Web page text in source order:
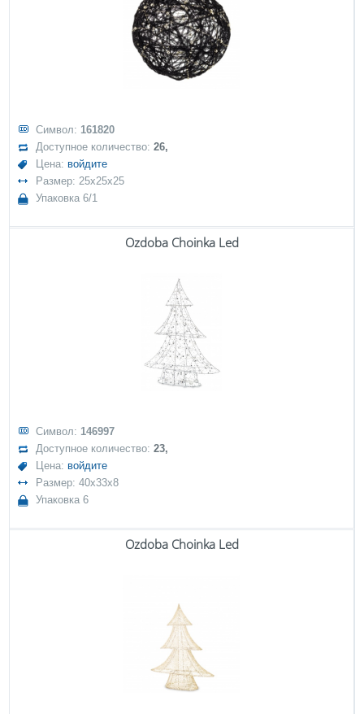
Символ: 161820
Доступное количество:26,
Цена: войдите
Размер: 25x25x25
Упаковка 6/1
Ozdoba Choinka Led
Символ: 146997
Доступное количество:23,
Цена: войдите
Размер: 40x33x8
Упаковка 6
Ozdoba Choinka Led